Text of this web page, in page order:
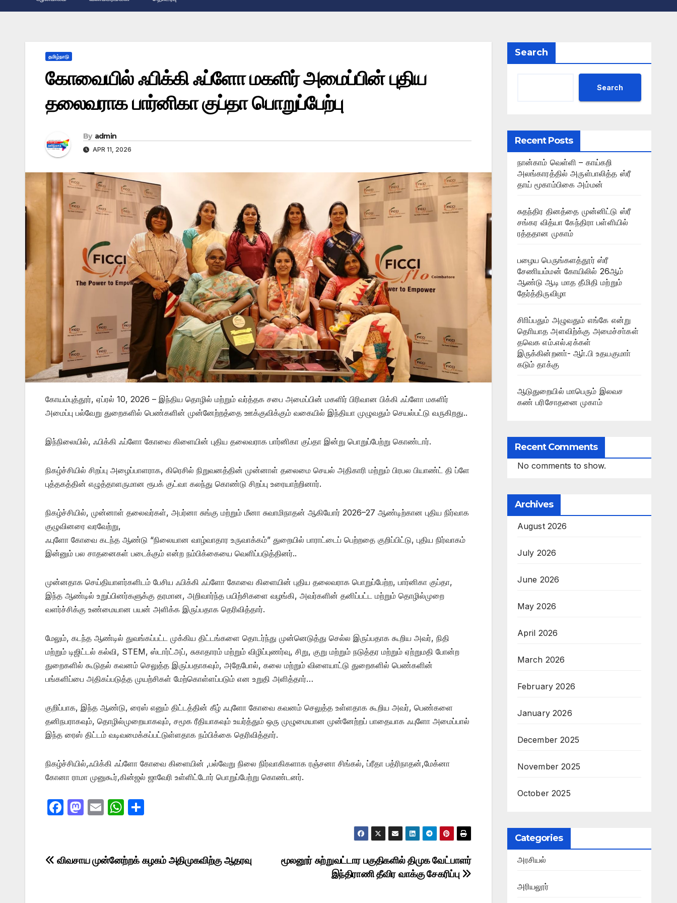
தமிழ்நாடு
கோவையில் ஃபிக்கி ஃப்ளோ மகளிர் அமைப்பின் புதிய
தலைவராக பார்னிகா குப்தா பொறுப்பேற்பு
By admin
APR 11, 2026
கோயம்புத்தூர், ஏப்ரல் 10, 2026 – இந்திய தொழில் மற்றும் வர்த்தக சபை அமைப்பின் மகளிர் பிரிவான பிக்கி ஃப்ளோ மகளிர்
அமைப்பு பல்வேறு துறைகளில் பெண்களின் முன்னேற்றத்தை ஊக்குவிக்கும் வகையில் இந்தியா முழுவதும் செயல்பட்டு வருகிறது..
இந்நிலையில், ஃபிக்கி ஃப்ளோ கோவை கிளையின் புதிய தலைவராக பார்னிகா குப்தா இன்று பொறுப்பேற்று கொண்டார்.
நிகழ்ச்சியில் சிறப்பு அழைப்பாளராக, கிரெசில் நிறுவனத்தின் முன்னாள் தலைமை செயல் அதிகாரி மற்றும் பிரபல பியாண்ட் தி ப்ளே
புத்தகத்தின் எழுத்தாளருமான ரூபக் குட்வா கலந்து கொண்டு சிறப்பு உரையாற்றினார்.
நிகழ்ச்சியில், முன்னாள் தலைவர்கள், அபர்னா சுங்கு மற்றும் மீனா சுவாமிநாதன் ஆகியோர் 2026–27 ஆண்டிற்கான புதிய நிர்வாக
குழுவினரை வரவேற்று,
ஃபுளோ கோவை கடந்த ஆண்டு “நிலையான வாழ்வாதார உருவாக்கம்” துறையில் பாராட்டைப் பெற்றதை குறிப்பிட்டு, புதிய நிர்வாகம்
இன்னும் பல சாதனைகள் படைக்கும் என்ற நம்பிக்கையை வெளிப்படுத்தினர்..
முன்னதாக செய்தியாளர்களிடம் பேசிய ஃபிக்கி ஃப்ளோ கோவை கிளையின் புதிய தலைவராக பொறுப்பேற்ற, பார்னிகா குப்தா,
இந்த ஆண்டில் உறுப்பினர்களுக்கு தரமான, அறிவார்ந்த பயிற்சிகளை வழங்கி, அவர்களின் தனிப்பட்ட மற்றும் தொழில்முறை
வளர்ச்சிக்கு உண்மையான பயன் அளிக்க இருப்பதாக தெரிவித்தார்.
மேலும், கடந்த ஆண்டில் துவங்கப்பட்ட முக்கிய திட்டங்களை தொடர்ந்து முன்னெடுத்து செல்ல இருப்பதாக கூறிய அவர், நிதி
மற்றும் டிஜிட்டல் கல்வி, STEM, ஸ்டார்ட்அப், சுகாதாரம் மற்றும் விழிப்புணர்வு, சிறு, குறு மற்றும் நடுத்தர மற்றும் ஏற்றுமதி போன்ற
துறைகளில் கூடுதல் கவனம் செலுத்த இருப்பதாகவும், அதேபோல், கலை மற்றும் விளையாட்டு துறைகளில் பெண்களின்
பங்களிப்பை அதிகப்படுத்த முயற்சிகள் மேற்கொள்ளப்படும் என உறுதி அளித்தார்…
குறிப்பாக, இந்த ஆண்டு, ரைஸ் எனும் திட்டத்தின் கீழ் ஃபுளோ கோவை கவனம் செலுத்த உள்ளதாக கூறிய அவர், பெண்களை
தனிநபராகவும், தொழில்முறையாகவும், சமூக ரீதியாகவும் உயர்த்தும் ஒரு முழுமையான முன்னேற்றப் பாதையாக ஃபுளோ அமைப்பால்
இந்த ரைஸ் திட்டம் வடிவமைக்கப்பட்டுள்ளதாக நம்பிக்கை தெரிவித்தார்.
நிகழ்ச்சியில்,ஃபிக்கி ஃப்ளோ கோவை கிளையின் ,பல்வேறு நிலை நிர்வாகிகளாக ரஞ்சனா சிங்கல், ப்ரீதா பத்ரிநாதன்,மேக்னா
கோனா ராமா முனுகூர்,கின்ஜல் ஜாவேரி உள்ளிட்டோர் பொறுப்பேற்று கொண்டனர்.
F
e
M
o
d
E
W
s
A
e
Post
மூலனூர் சுற்றுவட்டார பகுதிகளில் திமுக வேட்பாளர்
இந்திராணி தீவிர வாக்கு சேகரிப்பு
விவசாய முன்னேற்றக் கழகம் அதிமுகவிற்கு ஆதரவு
Search
Search
Recent Posts
நான்காம் வெள்ளி – காய்கறி
அலங்காரத்தில் அருள்பாலித்த ஸ்ரீ
தாய் மூகாம்பிகை அம்மன்
சுதந்திர தினத்தை முன்னிட்டு ஸ்ரீ
சங்கர வித்யா கேந்திரா பள்ளியில்
ரத்ததான முகாம்
பழைய பெருங்களத்தூர் ஸ்ரீ
சேணியம்மன் கோயிலில் 26ஆம்
ஆண்டு ஆடி மாத தீமிதி மற்றும்
தேர்த்திருவிழா
சிாிப்பதும் அழுவதும் எங்கே என்று
தொியாத அளவிற்க்கு அமைச்சா்கள்
தவெக எம்.எல்.ஏக்கள்
இருக்கின்றனா்- ஆா்.பி உதயகுமாா்
கடும் தாக்கு
ஆடுதுறையில் மாபெரும் இலவச
கண் பரிசோதனை முகாம்
Recent Comments
No comments to show.
Archives
August 2026
July 2026
June 2026
May 2026
April 2026
March 2026
February 2026
January 2026
December 2025
November 2025
October 2025
Categories
அரசியல்
அரியலூர்